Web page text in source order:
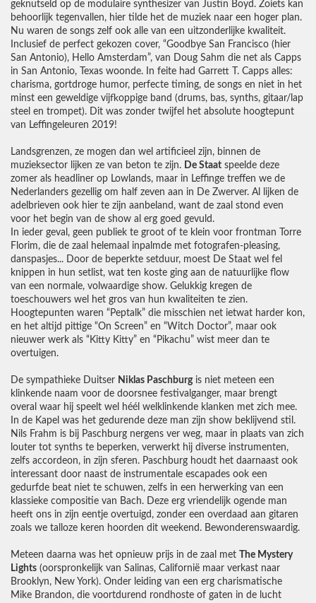
geknutseld op de modulaire synthesizer van Justin Boyd. Zoiets kan
behoorlijk tegenvallen, hier tilde het de muziek naar een hoger plan.
Nu waren de songs zelf ook alle van een uitzonderlijke kwaliteit.
Inclusief de perfect gekozen cover, “Goodbye San Francisco (hier
San Antonio), Hello Amsterdam”, van Doug Sahm die net als Capps
in San Antonio, Texas woonde. In feite had Garrett T. Capps alles:
charisma, gortdroge humor, perfecte timing, de songs en niet in het
minst een geweldige vijfkoppige band (drums, bas, synths, gitaar/lap
steel en trompet). Dit was zonder twijfel het absolute hoogtepunt
van Leffingeleuren 2019!
Landsgrenzen, ze mogen dan wel artificieel zijn, binnen de
muzieksector lijken ze van beton te zijn. De Staat speelde deze
zomer als headliner op Lowlands, maar in Leffinge treffen we de
Nederlanders gezellig om half zeven aan in De Zwerver. Al lijken de
adelbrieven ook hier te zijn aanbeland, want de zaal stond even
voor het begin van de show al erg goed gevuld.
In ieder geval, geen publiek te groot of te klein voor frontman Torre
Florim, die de zaal helemaal inpalmde met fotografen-pleasing,
danspasjes... Door de beperkte setduur, moest De Staat wel fel
knippen in hun setlist, wat ten koste ging aan de natuurlijke flow
van een normale, volwaardige show. Gelukkig kregen de
toeschouwers wel het gros van hun kwaliteiten te zien.
Hoogtepunten waren “Peptalk” die misschien net ietwat harder kon,
en het altijd pittige “On Screen” en “Witch Doctor”, maar ook
nieuwer werk als “Kitty Kitty” en “Pikachu” wist meer dan te
overtuigen.
De sympathieke Duitser Niklas Paschburgis niet meteen een
klinkende naam voor de doorsnee festivalganger, maar brengt
overal waar hij speelt wel héél welklinkende klanken met zich mee.
In de Kapel was het gedurende deze man zijn show beklijvend stil.
Nils Frahm is bij Paschburg nergens ver weg, maar in plaats van zich
louter tot synths te beperken, verwerkt hij diverse instrumenten,
zelfs accordeon, in zijn sferen. Paschburg houdt het daarnaast ook
interessant door naast de instrumentale escapades ook een
gedurfde beat niet te schuwen, zelfs in een herwerking van een
klassieke compositie van Bach. Deze erg vriendelijk ogende man
heeft ons in zijn eentje overtuigd, zonder een overdaad aan gitaren
zoals we talloze keren hoorden dit weekend. Bewonderenswaardig.
Meteen daarna was het opnieuw prijs in de zaal met
The Mystery
Lights (oorspronkelijk van Salinas, Californië maar verkast naar
Brooklyn, New York). Onder leiding van een erg charismatische
Mike Brandon, die voortdurend rondhoste of gaten in de lucht